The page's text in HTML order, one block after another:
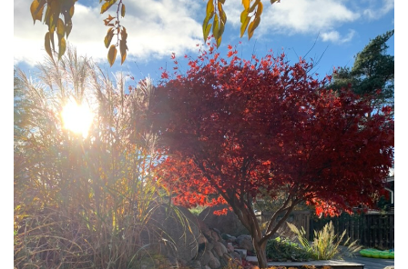
BALKONGDESIGN
Även balkongen kan få en nystart!
Läs mer